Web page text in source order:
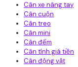
Cân xe nâng tay
Cân cuộn
Cân treo
Cân mini
Cân đếm
Cân tính giá tiền
Cân động vật